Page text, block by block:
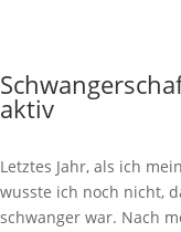
aktiv
Letztes Jahr, als ich
wusste ich noch nicht,
schwanger war. Nach